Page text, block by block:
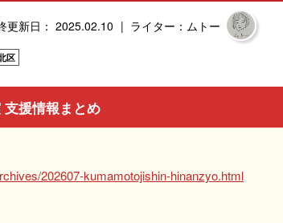
更新日： 2025.02.10 ライター：ムトー
区
援情報まとめ
202607-kumamotojishin-hinanzyo.html